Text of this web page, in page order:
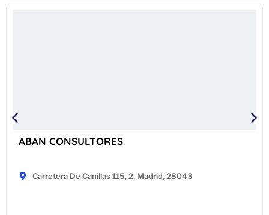
ABAN CONSULTORES
Carretera De Canillas 115, 2, Madrid, 28043